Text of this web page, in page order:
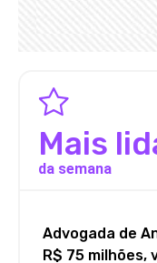
Mais
da semana
Advogada de
R$ 75 milhões,